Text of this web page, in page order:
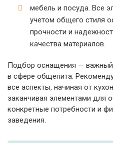
мебель и посуда. Все
учетом общего стиля
прочности и
качества материалов.
Подбор оснащения — важный
в сфере общепита.
все аспекты, начиная от
заканчивая элементами для
конкретные потребности и
заведения.